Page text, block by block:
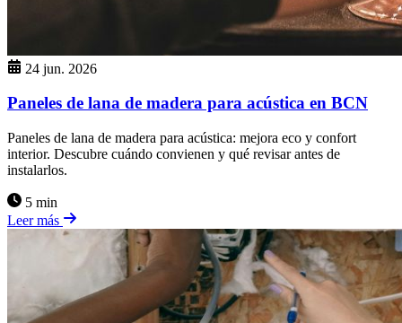
24 jun. 2026
Paneles de lana de madera para acústica en BCN
Paneles de lana de madera para acústica: mejora eco y confort
interior. Descubre cuándo convienen y qué revisar antes de
instalarlos.
5 min
Leer más